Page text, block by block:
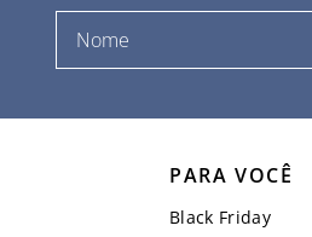
PARA VOCÊ
Black Friday